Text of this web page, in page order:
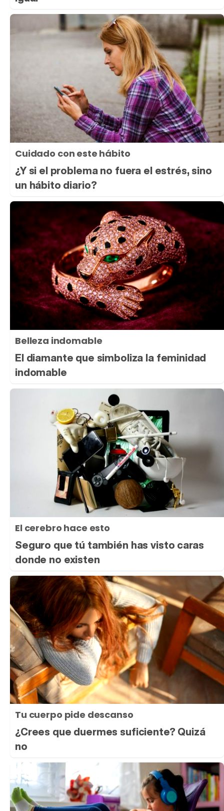
Cuidado con este hábito
¿Y si el problema no fuera el estrés, sino
un hábito diario?
Belleza indomable
El diamante que simboliza la feminidad
indomable
El cerebro hace esto
Seguro que tú también has visto caras
donde no existen
Tu cuerpo pide descanso
¿Crees que duermes suficiente? Quizá
no